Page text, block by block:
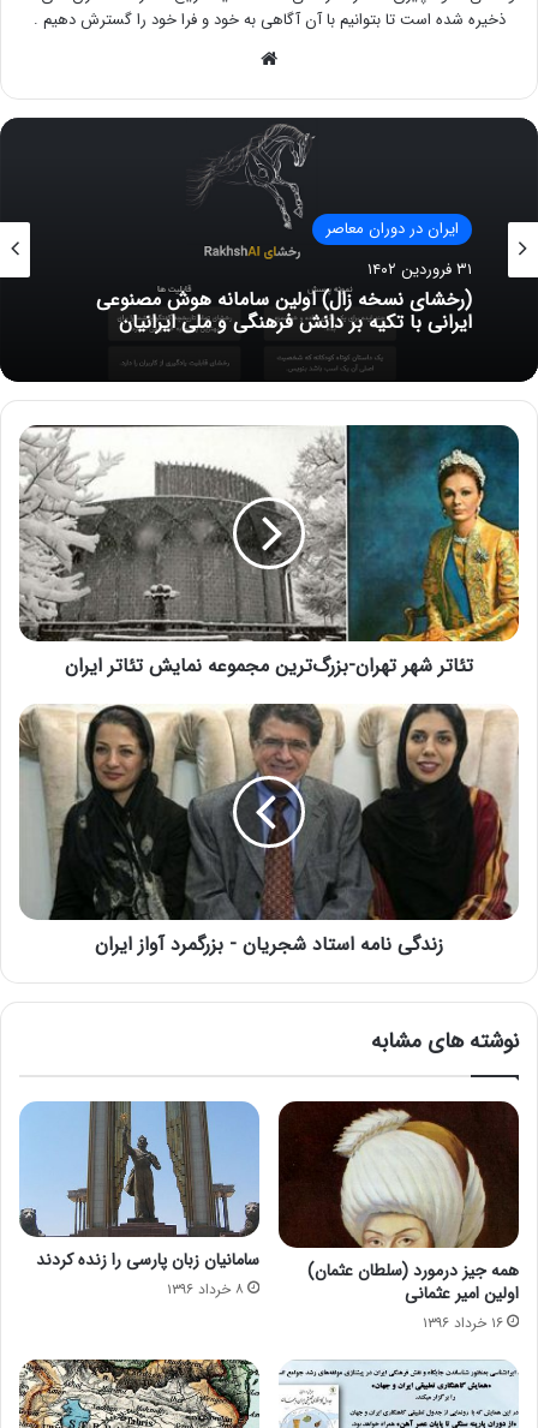
ذخیره شده است تا بتوانیم با آن آگاهی به خود و فرا خود را گسترش دهیم .
ایران در دوران معاصر
۳۱ فروردین ۱۴۰۲
(رخشای نسخه زال) اولین سامانه هوش مصنوعی
ایرانی با تکیه بر دانش فرهنگی و ملی ایرانیان
ایران در دوران معاصر
۵ آبان ۱۳۹۹
شکل صحیح نگارش نام آذربایجان یا آزربایجان
تئاتر شهر تهران-بزرگ‌ترین مجموعه نمایش تئاتر ایران
زندگی نامه استاد شجریان - بزرگمرد آواز ایران
نوشته های مشابه
همه جیز درمورد (سلطان عثمان)
اولین امیر عثمانی
۱۶ خرداد ۱۳۹۶
سامانیان زبان پارسی را زنده كردند
۸ خرداد ۱۳۹۶